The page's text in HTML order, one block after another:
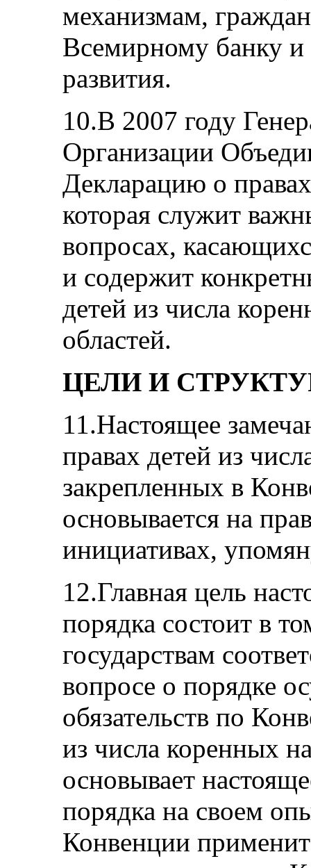
механизмам,
Всемирному банку
развития.
10.В 2007 году
Организации
Декларацию о
которая служит
вопросах,
и содержит
детей из числа
областей.
ЦЕЛИ И
11.Настоящее
правах детей из
закрепленных в
основывается на
инициативах,
12.Главная цель
порядка состоит в
государствам
вопросе о порядке
обязательств по
из числа коренных
основывает
порядка на своем
Конвенции